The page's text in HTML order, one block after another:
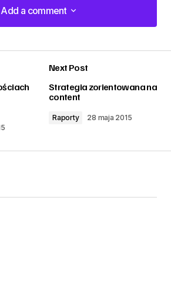
Add a comment
Add a comment
Next Post
Strategia zorientowana na
content
Raporty 28 maja 2015